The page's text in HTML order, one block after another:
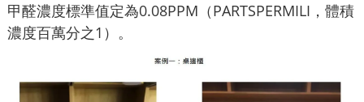
甲醛濃度標準值定為0.08PPM（PARTSPERMILI，體積
濃度百萬分之1）。